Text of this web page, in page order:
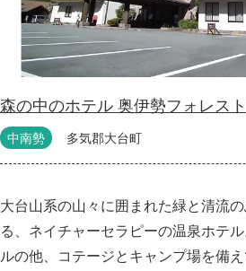
森の中のホテル 奥伊勢フォレス
中南勢 多気郡大台町
大台山系の山々に囲まれた緑と清流
る、ネイチャーセラピーの温泉ホテ
ルの他、コテージとキャンプ場を備え